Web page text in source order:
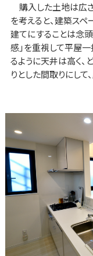
購入した土地は広
を考えると、建築ス
建てにすることは念
感」を重視して平屋
るように天井は高く、
りとした間取りにして